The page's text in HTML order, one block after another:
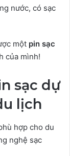
nước, có sạc
một pin sạc
của mình!
sạc dự
lịch
hợp cho du
nghệ sạc